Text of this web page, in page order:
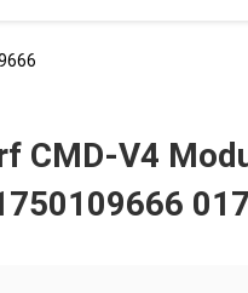
CMD-V4